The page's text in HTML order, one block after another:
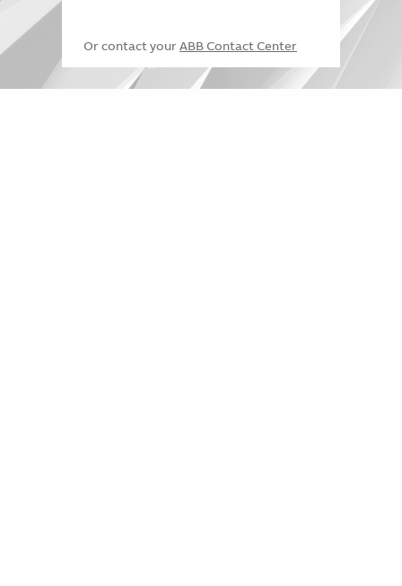
Or contact your ABB Contact Center